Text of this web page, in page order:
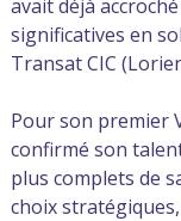
avait déjà
significatives en
Transat CIC
Pour son premier
confirmé son
plus complets de
choix